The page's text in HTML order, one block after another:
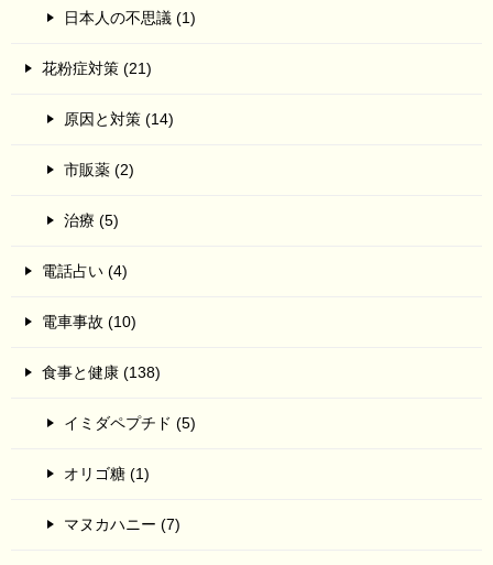
日本人の不思議 (1)
花粉症対策 (21)
原因と対策 (14)
市販薬 (2)
治療 (5)
電話占い (4)
電車事故 (10)
食事と健康 (138)
イミダペプチド (5)
オリゴ糖 (1)
マヌカハニー (7)